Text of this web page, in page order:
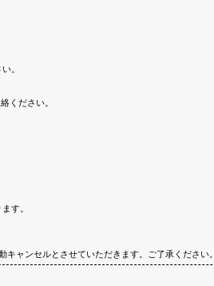
。
ください。
す。
ャンセルとさせていただきます。ご了承ください。